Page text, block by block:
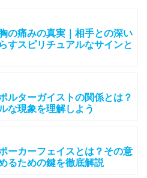
の痛みの真実｜相手との深い
すスピリチュアルなサインと
ルターガイストの関係とは？
な現象を理解しよう
ーカーフェイスとは？その意
るための鍵を徹底解説